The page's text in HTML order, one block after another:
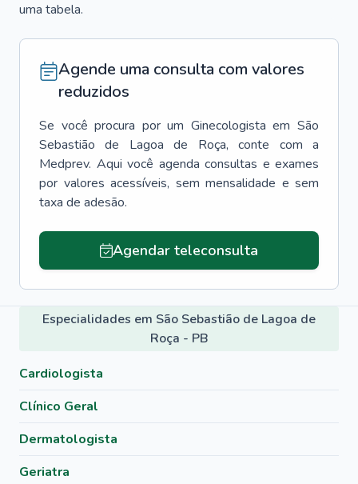
uma tabela.
Agende uma consulta com valores
reduzidos
Se você procura por um Ginecologista em São
Sebastião de Lagoa de Roça, conte com a
Medprev. Aqui você agenda consultas e exames
por valores acessíveis, sem mensalidade e sem
taxa de adesão.
Agendar teleconsulta
Especialidades em São Sebastião de Lagoa de
Roça - PB
Cardiologista
Clínico Geral
Dermatologista
Geriatra